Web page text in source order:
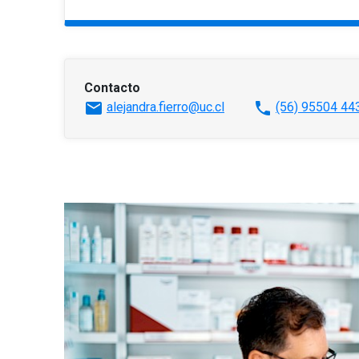
Contacto
mail alejandra.fierro@uc.cl phone (56) 95504